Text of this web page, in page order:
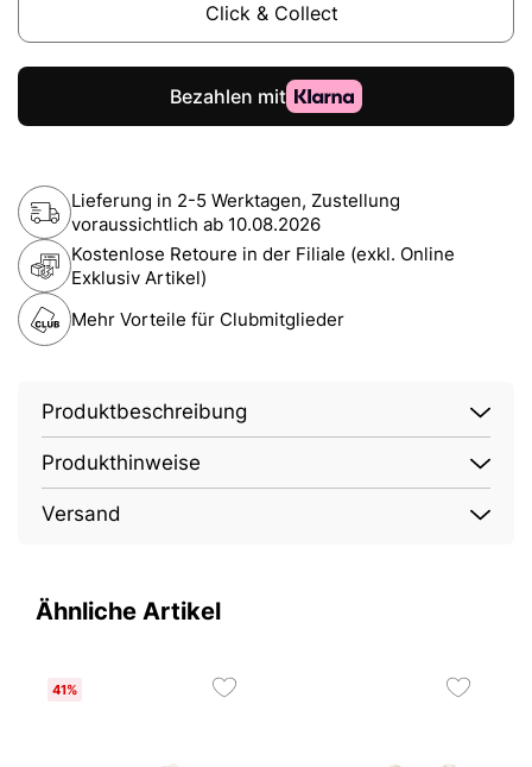
Click & Collect
Lieferung in 2-5 Werktagen, Zustellung
voraussichtlich ab 10.08.2026
Kostenlose Retoure in der Filiale (exkl. Online
Exklusiv Artikel)
Mehr Vorteile für Clubmitglieder
Produktbeschreibung
Produkthinweise
Versand
Ähnliche Artikel
41%